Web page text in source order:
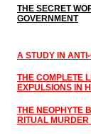
THE SECRET
GOVERNMENT
A STUDY IN
THE COMPLETE
EXPULSIONS IN
THE NEOPHYTE
RITUAL